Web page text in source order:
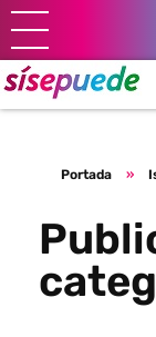
Sí se puede Canarias
Únete al movimiento ecosocialista
Portada »